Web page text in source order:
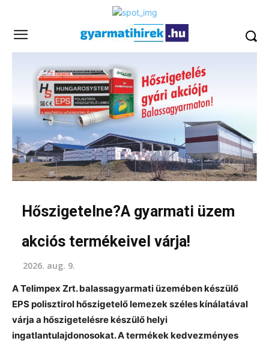
Hőszigetelne?A gyarmati üzem
akciós termékeivel várja!
2026. aug. 9.
A Telimpex Zrt. balassagyarmati üzemében készülő
EPS polisztirol hőszigetelő lemezek széles kínálatával
várja a hőszigetelésre készülő helyi
ingatlantulajdonosokat. A termékek kedvezményes